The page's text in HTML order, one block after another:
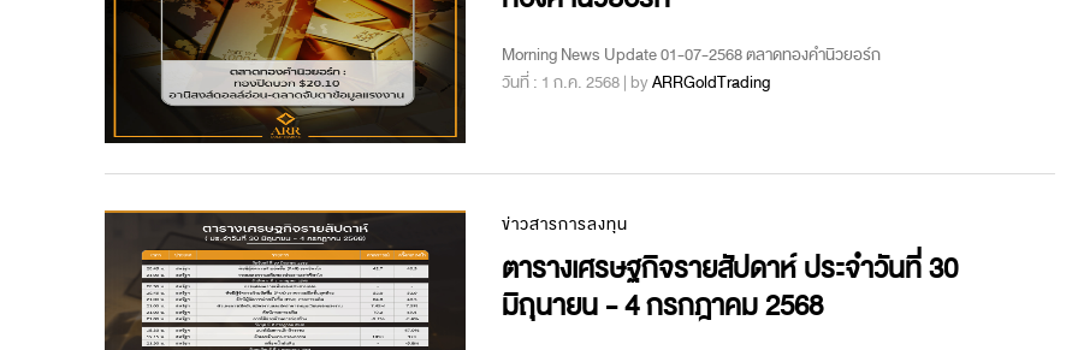
Morning News Update 01-07-2568 ตลาดทองคำนิวยอร์ก
วันที่ : 1 ก.ค. 2568 | byARRGoldTrading
ข่าวสารการลงทุน
ตารางเศรษฐกิจรายสัปดาห์ ประจำวันที่ 30
มิถุนายน - 4 กรกฎาคม 2568